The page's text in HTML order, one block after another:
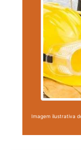
Imagem ilustrativa